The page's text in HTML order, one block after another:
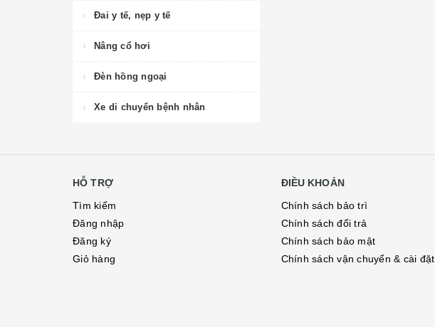
Đai y tế, nẹp y tế
Nâng cổ hơi
Đèn hồng ngoại
Xe di chuyển bệnh nhân
HỖ TRỢ
Tìm kiếm
Đăng nhập
Đăng ký
Giỏ hàng
ĐIỀU KHOẢN
Chính sách bảo trì
Chính sách đổi trả
Chính sách bảo mật
Chính sách vận chuyển & cài đặt